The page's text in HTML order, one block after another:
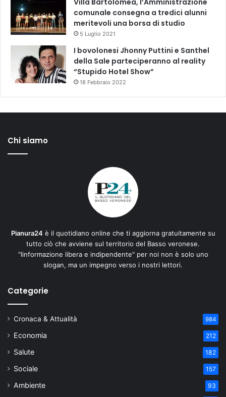
Villa Bartolomea, l’Amministrazione
comunale consegna a tredici alunni
meritevoli una borsa di studio
5 Luglio 2021
I bovolonesi Jhonny Puttini e Santhel
della Sale parteciperanno al reality
“Stupido Hotel Show”
18 Febbraio 2022
Chi siamo
Pianura24 è il quotidiano online che ti aggiorna gratuitamente su
tutto ciò che avviene sul territorio del Basso veronese.
"Iinformazione libera e indipendente" per noi non è solo uno
slogan, ma un impegno verso i nostri lettori.
Categorie
Cronaca & Attualità 984
Economia 212
Salute 182
Sociale 157
Ambiente 93